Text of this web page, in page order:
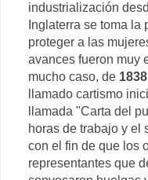
industrialización
Inglaterra se toma
proteger a las
avances fueron muy
mucho caso, de
llamado cartismo
llamada "Carta del
horas de trabajo y el
con el fin de que los
representantes que